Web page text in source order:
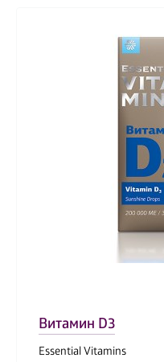
Витамин D3
Essential Vitamins